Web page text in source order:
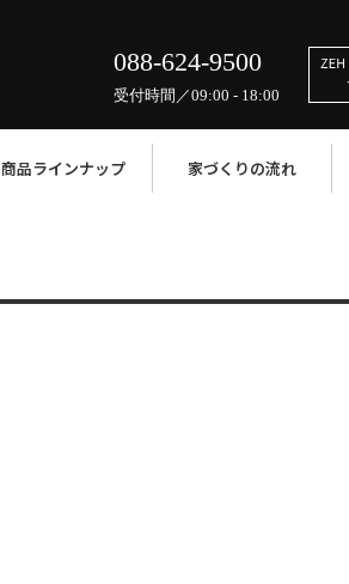
088-624-9500
受付時間／09:00 - 18:00
商品ラインナップ 家づくりの流れ